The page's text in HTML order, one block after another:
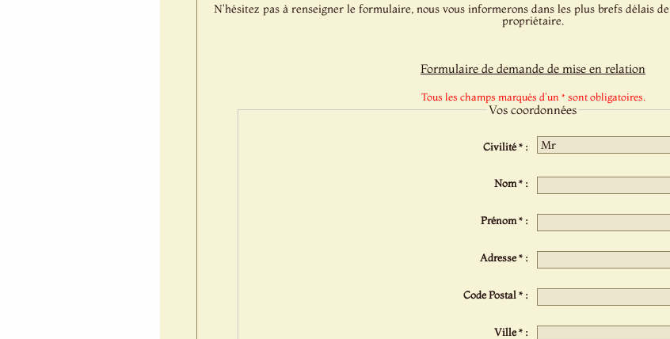
N'hésitez pas à renseigner le formulaire, nous vous informerons dans les plus brefs délais
propriétaire.
Formulaire de demande de mise en relation
Tous les champs marqués d'un * sont obligatoires.
Vos coordonnées
Civilité * :
Nom * :
Prénom * :
Adresse * :
Code Postal * :
Ville * :